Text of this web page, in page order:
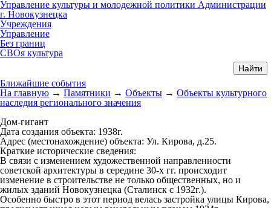
Управление культуры и молодежной политики Администрации
г. Новокузнецка
Учреждения
Управление
Без границ
СВОя культура
Ближайшие события
На главную → Памятники → Объекты → Объекты культурного
наследия регионального значения
Дом-гигант
Дата создания объекта: 1938г.
Адрес (местонахождение) объекта: Ул. Кирова, д.25.
Краткие исторические сведения:
В связи с изменением художественной направленности
советской архитектуры в середине 30-х гг. происходит
изменение в строительстве не только общественных, но и
жилых зданий Новокузнецка (Сталинск с 1932г.).
Особенно быстро в этот период велась застройка улицы Кирова,